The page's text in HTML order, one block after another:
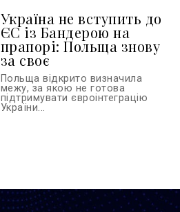
Україна не вступить до
ЄС із Бандерою на
прапорі: Польща знову
за своє
Польща відкрито визначила
межу, за якою не готова
підтримувати євроінтеграцію
України...